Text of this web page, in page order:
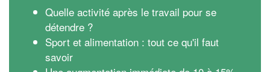
Quelle activité après le travail pour se
détendre ?
Sport et alimentation : tout ce qu'il faut
savoir